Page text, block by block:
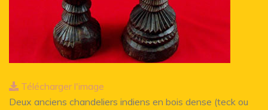
Télécharger l'image
Deux anciens chandeliers indiens en bois dense (teck ou